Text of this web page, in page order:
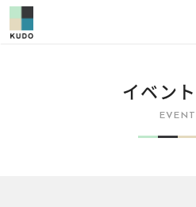
イベン
EVENT